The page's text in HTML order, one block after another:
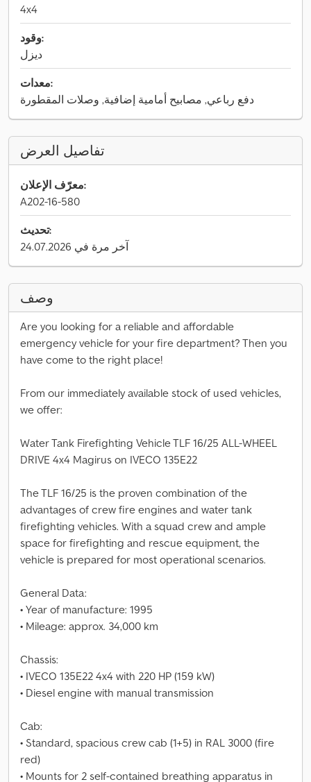
4x4
وقود:
ديزل
معدات:
دفع رباعي, مصابيح أمامية إضافية, وصلات المقطورة
تفاصيل العرض
معرّف الإعلان:
A202-16-580
تحديث:
آخر مرة في 24.07.2026
وصف
Are you looking for a reliable and affordable
emergency vehicle for your fire department? Then you
have come to the right place!
From our immediately available stock of used vehicles,
we offer:
Water Tank Firefighting Vehicle TLF 16/25 ALL-WHEEL
DRIVE 4x4 Magirus on IVECO 135E22
The TLF 16/25 is the proven combination of the
advantages of crew fire engines and water tank
firefighting vehicles. With a squad crew and ample
space for firefighting and rescue equipment, the
vehicle is prepared for most operational scenarios.
General Data:
• Year of manufacture: 1995
• Mileage: approx. 34,000 km
Chassis:
• IVECO 135E22 4x4 with 220 HP (159 kW)
• Diesel engine with manual transmission
Cab:
• Standard, spacious crew cab (1+5) in RAL 3000 (fire
red)
• Mounts for 2 self-contained breathing apparatus in